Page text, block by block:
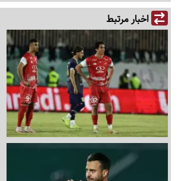
اخبار مرتبط